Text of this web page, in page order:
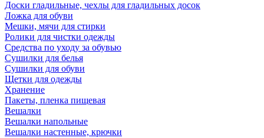
Доски гладильные, чехлы для гладильных досок
Ложка для обуви
Мешки, мячи для стирки
Ролики для чистки одежды
Средства по уходу за обувью
Сушилки для белья
Сушилки для обуви
Щетки для одежды
Хранение
Пакеты, пленка пищевая
Вешалки
Вешалки напольные
Вешалки настенные, крючки